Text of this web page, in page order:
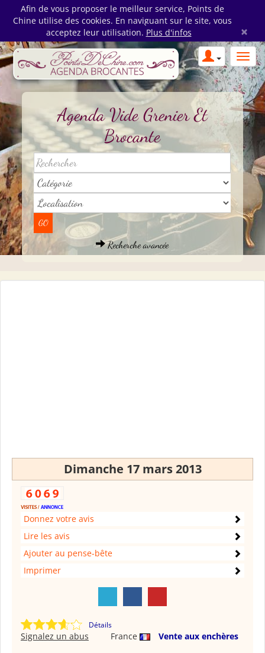
Afin de vous proposer le meilleur service, Points de
Chine utilise des cookies. En naviguant sur le site, vous
acceptez leur utilisation. Plus d'infos ×
Agenda Vide Grenier Et
Brocante
Recherche avancée
Dimanche 17 mars 2013
Donnez votre avis
Lire les avis
Ajouter au pense-bête
Imprimer
Détails
France Vente aux enchères
Signalez un abus